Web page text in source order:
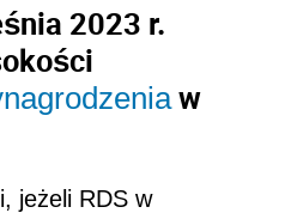
2023 r.
w
jeżeli RDS w